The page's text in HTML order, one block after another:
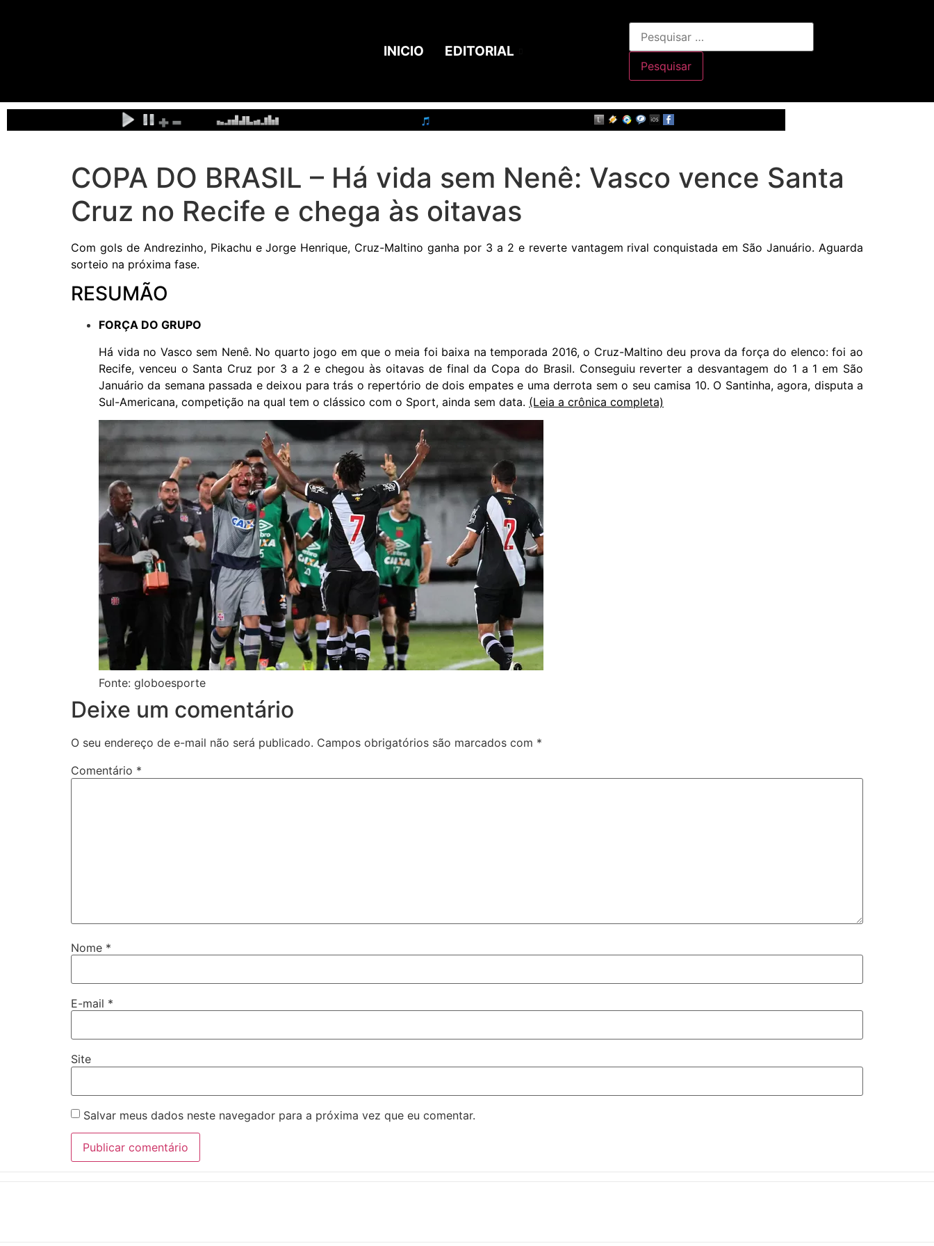
INICIO EDITORIAL
COPA DO BRASIL – Há vida sem Nenê: Vasco vence Santa
Cruz no Recife e chega às oitavas
Com gols de Andrezinho, Pikachu e Jorge Henrique, Cruz-Maltino ganha por 3 a 2 e reverte vantagem rival conquistada em São Januário. Aguarda
sorteio na próxima fase.
RESUMÃO
FORÇA DO GRUPO
Há vida no Vasco sem Nenê. No quarto jogo em que o meia foi baixa na temporada 2016, o Cruz-Maltino deu prova da força do elenco: foi ao
Recife, venceu o Santa Cruz por 3 a 2 e chegou às oitavas de final da Copa do Brasil. Conseguiu reverter a desvantagem do 1 a 1 em São
Januário da semana passada e deixou para trás o repertório de dois empates e uma derrota sem o seu camisa 10. O Santinha, agora, disputa a
Sul-Americana, competição na qual tem o clássico com o Sport, ainda sem data. (Leia a crônica completa)
Fonte: globoesporte
Deixe um comentário
O seu endereço de e-mail não será publicado. Campos obrigatórios são marcados com *
Comentário *
Nome *
E-mail *
Site
Salvar meus dados neste navegador para a próxima vez que eu comentar.